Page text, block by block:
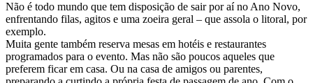
Não é todo mundo que tem disposição de sair por aí no Ano Novo,
enfrentando filas, agitos e uma zoeira geral – que assola o litoral, por
exemplo.
Muita gente também reserva mesas em hotéis e restaurantes
programados para o evento. Mas não são poucos aqueles que
preferem ficar em casa. Ou na casa de amigos ou parentes,